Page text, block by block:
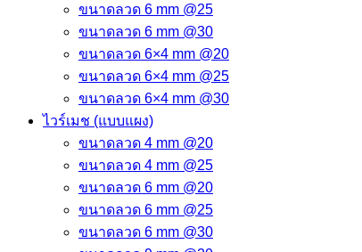
ขนาดลวด 6 mm @25
ขนาดลวด 6 mm @30
ขนาดลวด 6×4 mm @20
ขนาดลวด 6×4 mm @25
ขนาดลวด 6×4 mm @30
ไวร์เมช (แบบแผง)
ขนาดลวด 4 mm @20
ขนาดลวด 4 mm @25
ขนาดลวด 6 mm @20
ขนาดลวด 6 mm @25
ขนาดลวด 6 mm @30